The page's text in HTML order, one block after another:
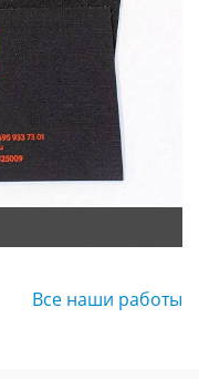
Все наши работы